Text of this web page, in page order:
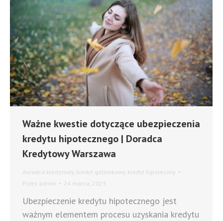
Ważne kwestie dotyczące ubezpieczenia
kredytu hipotecznego | Doradca
Kredytowy Warszawa
doradca kredytowy kredyt gotówkowy kredyt hipoteczny
Przez admin 24 marca, 2023
Ubezpieczenie kredytu hipotecznego jest
ważnym elementem procesu uzyskania kredytu